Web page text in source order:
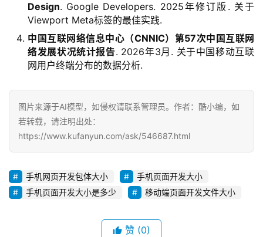
Design. Google Developers. 2025年修订版. 关于
Viewport Meta标签的最佳实践.
中国互联网络信息中心（CNNIC）第57次中国互联网
络发展状况统计报告. 2026年3月. 关于中国移动互联
网用户终端分布的数据分析.
图片来源于AI模型，如侵权请联系管理员。作者：酷小编，如
若转载，请注明出处：
https://www.kufanyun.com/ask/546687.html
手机网页开发包体大小
手机页面开发大小
手机页面开发大小是多少
移动端页面开发文件大小
赞 (0)